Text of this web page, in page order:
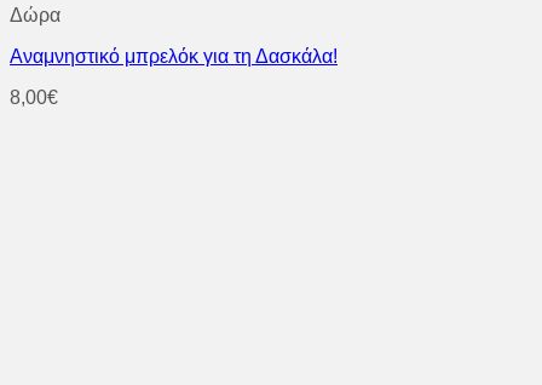
Δώρα
Aναμνηστικό μπρελόκ για τη Δασκάλα!
8,00€